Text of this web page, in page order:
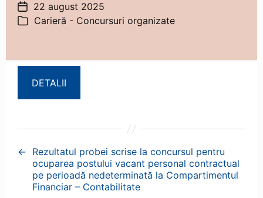
Dată
articol
22 august 2025
Categorii
Carieră - Concursuri organizate
DETALII
← Rezultatul probei scrise la concursul pentru
ocuparea postului vacant personal contractual
pe perioadă nedeterminată la Compartimentul
Financiar – Contabilitate